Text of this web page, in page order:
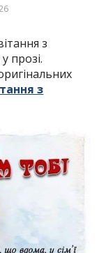
з
прозі.
з